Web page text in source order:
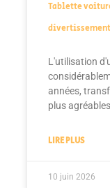
Tablette
L'utilisation
années,
plus
LIRE PLUS
10 juin 2026